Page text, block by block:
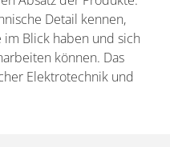
Detail kennen,
im Blick haben und sich
können. Das
Elektrotechnik und